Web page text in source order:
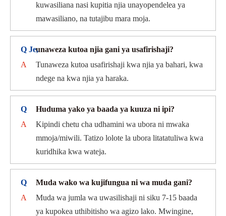
kuwasiliana nasi kupitia njia unayopendelea ya
mawasiliano, na tutajibu mara moja.
Q Je,unaweza kutoa njia gani ya usafirishaji?
A
Tunaweza kutoa usafirishaji kwa njia ya bahari, kwa
ndege na kwa njia ya haraka.
Q
Huduma yako ya baada ya kuuza ni ipi?
A
Kipindi chetu cha udhamini wa ubora ni mwaka
mmoja/miwili. Tatizo lolote la ubora litatatuliwa kwa
kuridhika kwa wateja.
Q
Muda wako wa kujifungua ni wa muda gani?
A
Muda wa jumla wa uwasilishaji ni siku 7-15 baada
ya kupokea uthibitisho wa agizo lako. Mwingine,